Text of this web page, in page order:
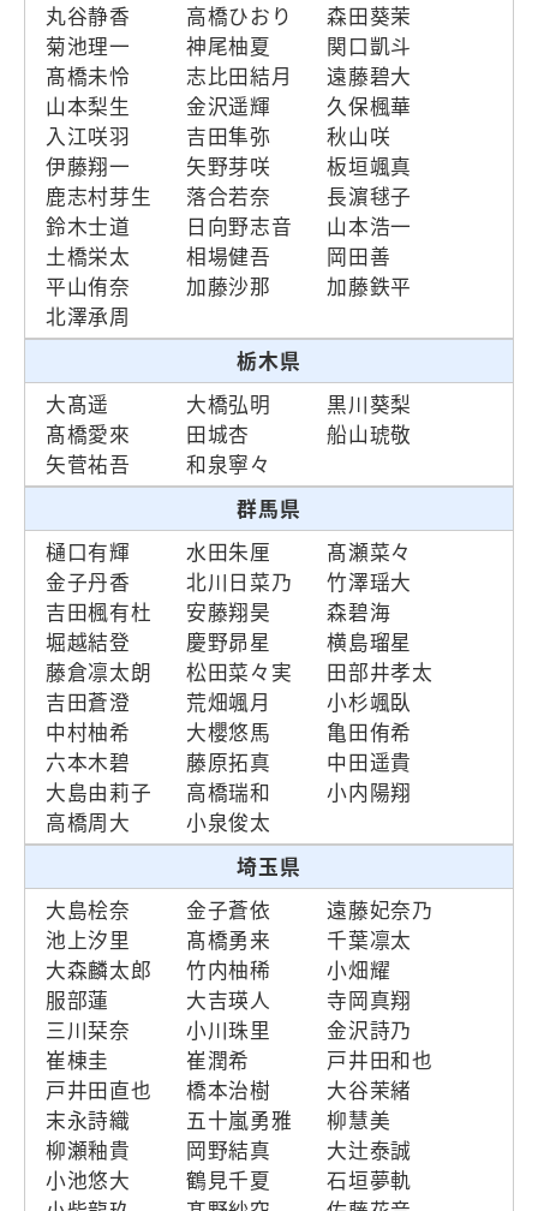
丸谷静香
高橋ひおり
森田葵茉
菊池理一
神尾柚夏
関口凱斗
髙橋未怜
志比田結月
遠藤碧大
山本梨生
金沢遥輝
久保楓華
入江咲羽
吉田隼弥
秋山咲
伊藤翔一
矢野芽咲
板垣颯真
鹿志村芽生
落合若奈
長濵毬子
鈴木士道
日向野志音
山本浩一
土橋栄太
相場健吾
岡田善
平山侑奈
加藤沙那
加藤鉄平
北澤承周
栃木県
大髙遥
大橋弘明
黒川葵梨
髙橋愛來
田城杏
船山琥敬
矢菅祐吾
和泉寧々
群馬県
樋口有輝
水田朱厘
髙瀬菜々
金子丹香
北川日菜乃
竹澤瑶大
吉田楓有杜
安藤翔昊
森碧海
堀越結登
慶野昴星
横島瑠星
藤倉凛太朗
松田菜々実
田部井孝太
吉田蒼澄
荒畑颯月
小杉颯臥
中村柚希
大櫻悠馬
亀田侑希
六本木碧
藤原拓真
中田遥貴
大島由莉子
高橋瑞和
小内陽翔
高橋周大
小泉俊太
埼玉県
大島桧奈
金子蒼依
遠藤妃奈乃
池上汐里
髙橋勇来
千葉凛太
大森麟太郎
竹内柚稀
小畑耀
服部蓮
大吉瑛人
寺岡真翔
三川栞奈
小川珠里
金沢詩乃
崔棟圭
崔潤希
戸井田和也
戸井田直也
橋本治樹
大谷茉緒
末永詩織
五十嵐勇雅
柳慧美
柳瀬釉貴
岡野結真
大辻泰誠
小池悠大
鶴見千夏
石垣夢軌